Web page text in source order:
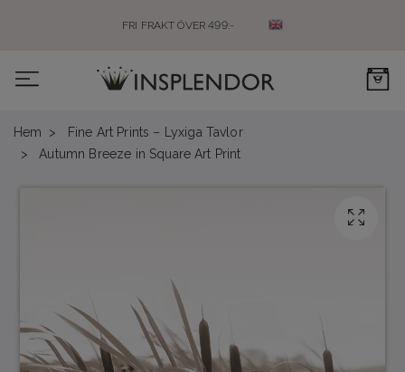
FRI FRAKT ÖVER 499:-
0
Hem
Fine Art Prints – Lyxiga Tavlor
Autumn Breeze in Square Art Print